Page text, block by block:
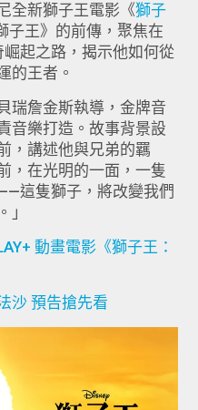
全新獅子王電影《獅子
子王》的前傳，聚焦在
起之路，揭示他如何從
的王者。
瑞詹金斯執導，金牌音
音樂打造。故事背景設
，講述他與兄弟的羈
，在光明的一面，一隻
這隻獅子，將改變我們
」
動畫電影《獅子王：
沙 預告搶先看